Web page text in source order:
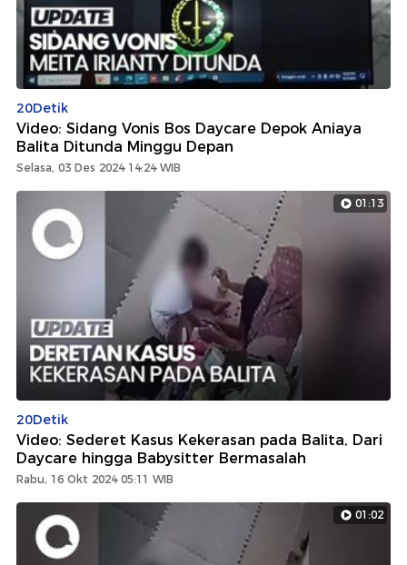
20Detik
Video: Sidang Vonis Bos Daycare Depok Aniaya
Balita Ditunda Minggu Depan
Selasa, 03 Des 2024 14:24 WIB
01:13
20Detik
Video: Sederet Kasus Kekerasan pada Balita, Dari
Daycare hingga Babysitter Bermasalah
Rabu, 16 Okt 2024 05:11 WIB
01:02